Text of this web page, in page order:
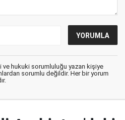
ve hukuki sorumluluğu yazan kişiye
sorumlu değildir. Her bir yorum